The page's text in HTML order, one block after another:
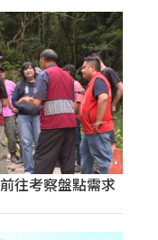
往考察盤點需求